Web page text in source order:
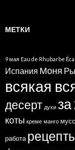
МЕТКИ
9 мая Eau de Rhubarbe
Испания Моня
всякая
десерт духи
коты креме манго мусс
работа